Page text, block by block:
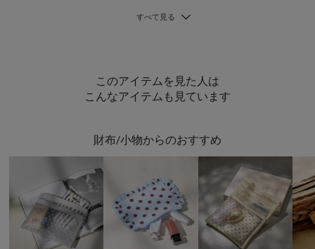
このアイテムを見た人は
こんなアイテムも見ています
財布/小物からのおすすめ